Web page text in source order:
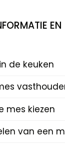
EN
de keuken
mes kiezen
van een